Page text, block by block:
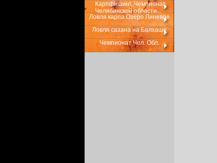
Карпфишинг..Чемпионат
Челябинской области...
Ловля карпа.Озеро Линевое
Ловля сазана на Балхаше
Чемпионат Чел. Обл.